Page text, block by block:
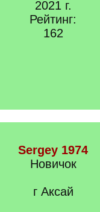
2021 г.
Рейтинг:
162
Sergey 1974
Новичок
г Аксай